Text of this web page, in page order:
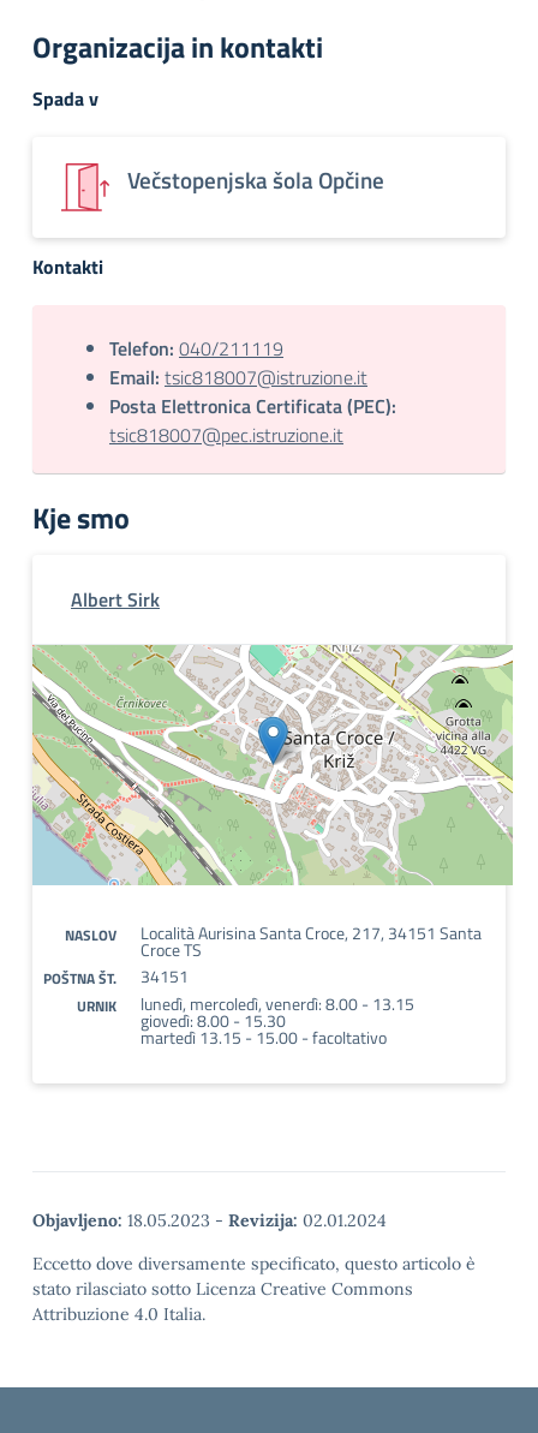
Organizacija in kontakti
Spada v
Večstopenjska šola Opčine
Kontakti
Telefon: 040/211119
Email: tsic818007@istruzione.it
Posta Elettronica Certificata (PEC):
tsic818007@pec.istruzione.it
Kje smo
Albert Sirk
NASLOV Località Aurisina Santa Croce, 217, 34151 Santa
Croce TS
POŠTNA ŠT. 34151
URNIK lunedì, mercoledì, venerdì: 8.00 - 13.15
giovedì: 8.00 - 15.30
martedì 13.15 - 15.00 - facoltativo
Objavljeno: 18.05.2023 - Revizija: 02.01.2024
Eccetto dove diversamente specificato, questo articolo è
stato rilasciato sotto Licenza Creative Commons
Attribuzione 4.0 Italia.